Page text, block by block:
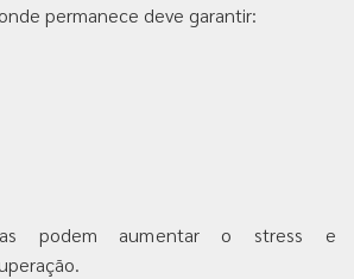
permanece deve garantir:
podem aumentar o stress e